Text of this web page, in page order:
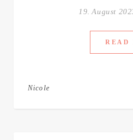
19. August
READ
Nicole